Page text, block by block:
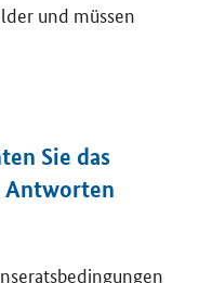
und müssen
Sie das
Antworten